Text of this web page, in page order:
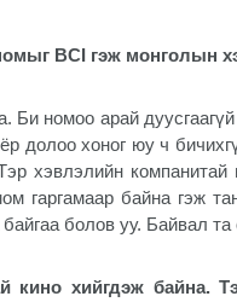
BCI гэж монголын
Би номоо арай
долоо хоног юу ч
хэвлэлийн
гаргамаар байна гэж
болов уу. Байвал
кино хийгдэж байна.